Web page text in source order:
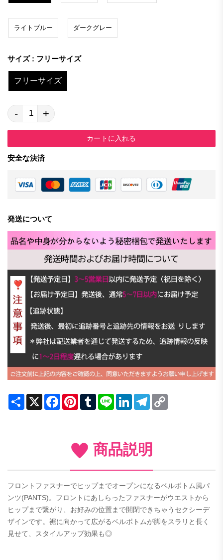
ライトブルー ダークグレー
サイズ : フリーサイズ
フリーサイズ
- +
カートに入れる
安全な決済
発送について
Share X FacebookPinterestTumblrLine LinkedInTelegram
商品説明
フロントファスナーでヒップまでオープンになるベルボトム風パ
ンツ(PANTS)。フロントにあしらったファスナーがウエストから
ヒップまで繋がり、お好みの位置まで開閉できちゃうセクシーデ
ザインです。裾に向かって広がるベルボトムが脚をスラリと長く
見せて、スタイルアップ効果も◎